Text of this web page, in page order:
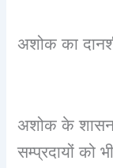
अशोक का
अशोक के शासन
सम्प्रदायों